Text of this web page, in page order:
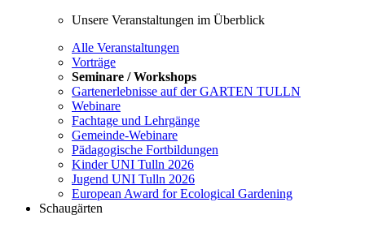
Unsere Veranstaltungen im Überblick
Alle Veranstaltungen
Vorträge
Seminare / Workshops
Gartenerlebnisse auf der GARTEN TULLN
Webinare
Fachtage und Lehrgänge
Gemeinde-Webinare
Pädagogische Fortbildungen
Kinder UNI Tulln 2026
Jugend UNI Tulln 2026
European Award for Ecological Gardening
Schaugärten